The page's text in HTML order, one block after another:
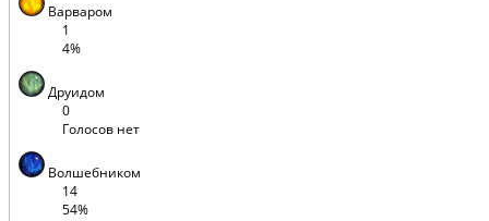
Варваром
1
4%
Друидом
0
Голосов нет
Волшебником
14
54%